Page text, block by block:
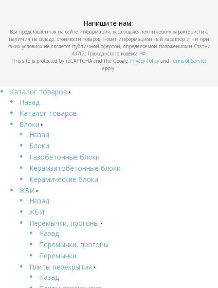
Напишите нам:
Вся представленная на сайте информация, касающаяся технических характеристик,
наличия на складе, стоимости товаров, носит информационный характер и ни при
каких условиях не является публичной офертой, определяемой положениями Статьи
437(2) Гражданского кодекса РФ.
This site is protected by reCAPTCHA and the Google Privacy Policy and Terms of Service
apply.
Каталог товаров
Назад
Каталог товаров
Блоки
Назад
Блоки
Газобетонные блоки
Керамзитобетонные блоки
Керамические блоки
ЖБИ
Назад
ЖБИ
Перемычки, прогоны
Назад
Перемычки, прогоны
Перемычки
Плиты перекрытия
Назад